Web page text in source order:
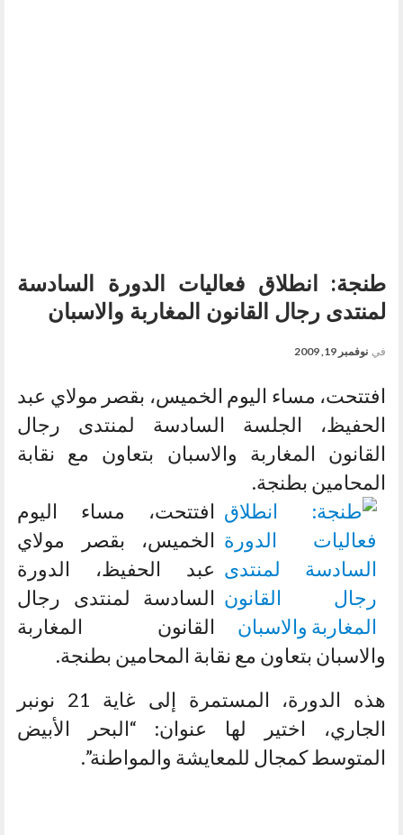
طنجة: انطلاق فعاليات الدورة السادسة
لمنتدى رجال القانون المغاربة والاسبان
في نوفمبر 19, 2009
افتتحت، مساء اليوم الخميس، بقصر مولاي عبد
الحفيظ، الجلسة السادسة لمنتدى رجال
القانون المغاربة والاسبان بتعاون مع نقابة
المحامين بطنجة.
افتتحت، مساء اليوم
الخميس، بقصر مولاي
عبد الحفيظ، الدورة
السادسة لمنتدى رجال
القانون المغاربة
والاسبان بتعاون مع نقابة المحامين بطنجة.
هذه الدورة، المستمرة إلى غاية 21 نونبر
الجاري، اختير لها عنوان: “البحر الأبيض
المتوسط كمجال للمعايشة والمواطنة”.